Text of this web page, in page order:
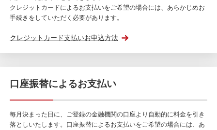
クレジットカードによるお支払いをご希望の場合には、あらかじめお
手続きをしていただく必要があります。
クレジットカード支払いお申込方法
口座振替によるお支払い
毎月決まった日に、ご登録の金融機関の口座より自動的に料金を引き
落としいたします。口座振替によるお支払いをご希望の場合には、あ